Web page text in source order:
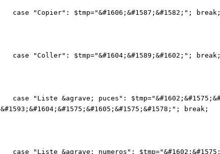
case "Copier": $tmp="&#1606;&#1587;&#1582;"; break;
case "Coller": $tmp="&#1604;&#1589;&#1602;"; break;
case "Liste &agrave; puces":
&#1593;&#1604;&#1575;&#1605;&#1575;&#1578;"; break;
case "Liste &agrave; numeros":